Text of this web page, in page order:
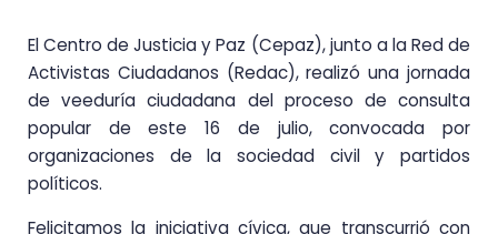
El Centro de Justicia y Paz (Cepaz), junto a la Red de
Activistas Ciudadanos (Redac), realizó una jornada
de veeduría ciudadana del proceso de consulta
popular de este 16 de julio, convocada por
organizaciones de la sociedad civil y partidos
políticos.
Felicitamos la iniciativa cívica, que transcurrió con